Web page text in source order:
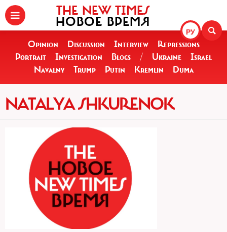
РУ
THE NEW TIMES
НОВОЕ ВРЕМЯ
Opinion Discussion Interview
Repressions
Portrait
Investigation Blogs / Ukraine
Israel
Navalny
Trump Putin Kremlin Duma
NATALYA SHKURENOK